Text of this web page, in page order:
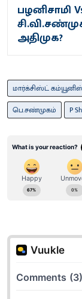
பழனிசாமி
அதிமுக?
மார்க்சிஸ்ட்
பெ.சண்முகம்
P